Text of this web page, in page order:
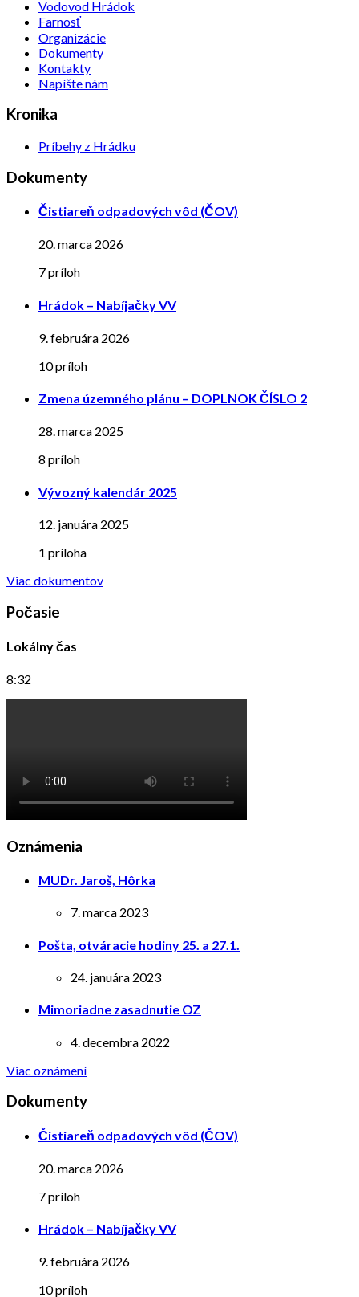
Vodovod Hrádok
Farnosť
Organizácie
Dokumenty
Kontakty
Napíšte nám
Kronika
Príbehy z Hrádku
Dokumenty
Čistiareň odpadových vôd (ČOV)
20. marca 2026
7 príloh
Hrádok – Nabíjačky VV
9. februára 2026
10 príloh
Zmena územného plánu – DOPLNOK ČÍSLO 2
28. marca 2025
8 príloh
Vývozný kalendár 2025
12. januára 2025
1 príloha
Viac dokumentov
Počasie
Lokálny čas
8:32
Oznámenia
MUDr. Jaroš, Hôrka
7. marca 2023
Pošta, otváracie hodiny 25. a 27.1.
24. januára 2023
Mimoriadne zasadnutie OZ
4. decembra 2022
Viac oznámení
Dokumenty
Čistiareň odpadových vôd (ČOV)
20. marca 2026
7 príloh
Hrádok – Nabíjačky VV
9. februára 2026
10 príloh